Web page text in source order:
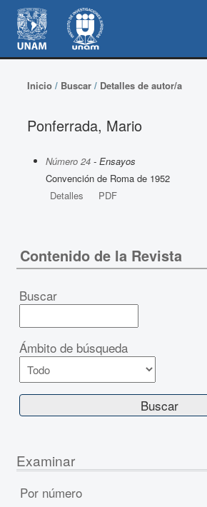
Inicio/ Buscar/ Detalles de autor/a
Ponferrada, Mario
Número 24- Ensayos
Convención de Roma de 1952
Detalles
PDF
Contenido de la Revista
Buscar
Ámbito de búsqueda
Examinar
Por número